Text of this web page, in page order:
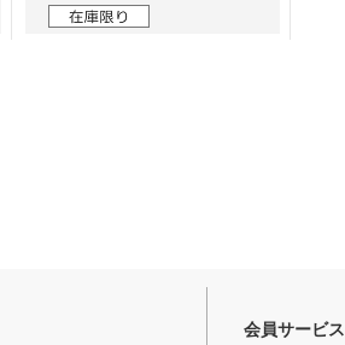
会員サービス